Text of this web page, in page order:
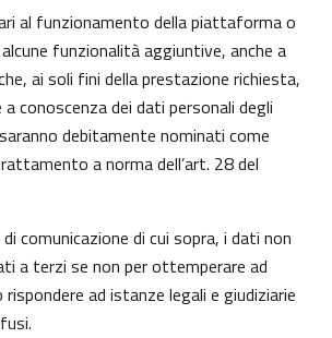
al funzionamento della piattaforma o
funzionalità aggiuntive, anche a
ai soli fini della prestazione richiesta,
conoscenza dei dati personali degli
debitamente nominati come
a norma dell’art. 28 del
comunicazione di cui sopra, i dati non
a terzi se non per ottemperare ad
ad istanze legali e giudiziarie